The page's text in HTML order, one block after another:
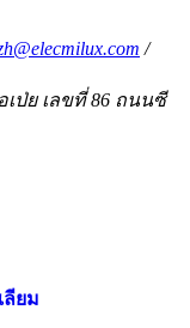
/
เป่ย เลขที่ 86 ถนนซี
ลียม